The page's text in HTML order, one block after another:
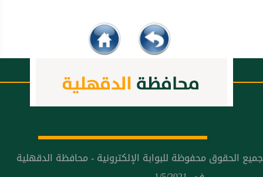
جميع الحقوق محفوظة للبوابة الإلكترونية - محافظة الدقهلية